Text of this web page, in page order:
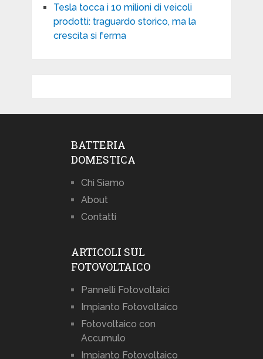
Tesla tocca i 10 milioni di veicoli
prodotti: traguardo storico, ma la
crescita si ferma
BATTERIA
DOMESTICA
Chi Siamo
About
Contatti
ARTICOLI SUL
FOTOVOLTAICO
Pannelli Fotovoltaici
Impianto Fotovoltaico
Fotovoltaico con
Accumulo
Impianto Fotovoltaico